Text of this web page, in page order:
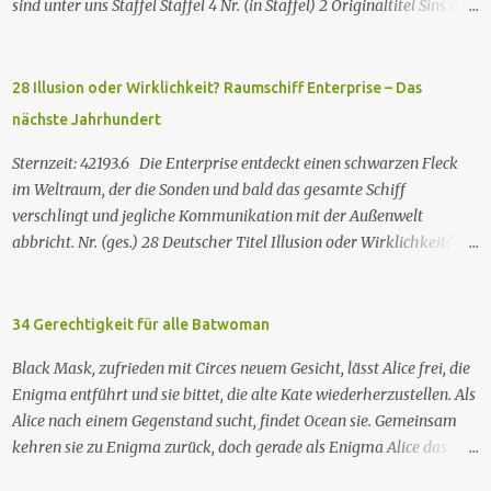
sind unter uns Staffel Staffel 4 Nr. (in Staffel) 2 Original­titel Sins of
25. Sep. 2001 Es kommt eine außerirdische Rasse, die Taelons oder
Gefährten genannt wird, auf die Erde. Sie bieten den Menschen auf
Hungersnöte eindämmen, Umweltprobleme lösen und Konflikte
beenden können. Im Gegenzug verlangen sie, dass man sie auf der
Erde leben lässt. Doch eine Gruppe von Erdlingen, die an der
Freundlichkeit der Taelons zweifelt, organisiert eine
verstehen nach und nach, dass jede Spezies die...
28 Illusion oder Wirklichkeit? Raumschiff Enterprise – Das
nächste Jahrhundert
Sternzeit: 42193.6 Die Enterprise entdeckt einen schwarzen Fleck
im Weltraum, der die Sonden und bald das gesamte Schiff
verschlingt und jegliche Kommunikation mit der Außenwelt
abbricht. Nr. (ges.) 28 Deutscher Titel Illusion oder Wirklichkeit?
Winrich Kolbe Buch Jack B. Sowards Erstaus­strahlung USA 26. Nov.
Deutschsprachige Erstausstrahlung der HD-restaurierten Fassung
im Pay-TV (Syfy) 17. Jan. 2013 Raumschiff Enterprise – Das nächste
Jahrhundert spielt im 24. Jahrhundert und erzählt von den
Missionen der Besatzung des Sternenflottenraumschiffs Enterprise-
34 Gerechtigkeit für alle Batwoman
Black Mask, zufrieden mit Circes neuem Gesicht, lässt Alice frei, die
Enigma entführt und sie bittet, die alte Kate wiederherzustellen. Als
Alice nach einem Gegenstand sucht, findet Ocean sie. Gemeinsam
kehren sie zu Enigma zurück, doch gerade als Enigma Alice das